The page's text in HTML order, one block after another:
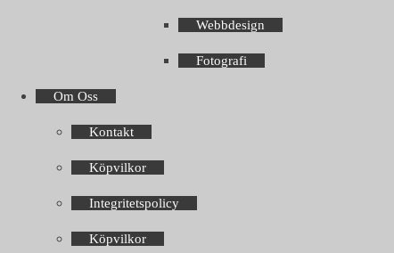
Webbdesign
Fotografi
Om Oss
Kontakt
Köpvilkor
Integritetspolicy
Köpvilkor